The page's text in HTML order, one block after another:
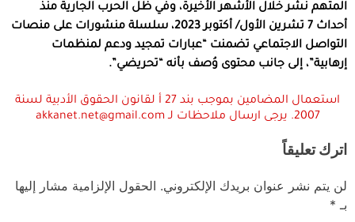
المتهم نشر خلال الأشهر الأخيرة، وفي ظل الحرب الجارية منذ
أحداث 7 تشرين الأول/ أكتوبر 2023، سلسلة منشورات على منصات
التواصل الاجتماعي تضمنت “عبارات تمجيد ودعم لمنظمات
إرهابية”، إلى جانب محتوى وُصف بأنه “تحريضي”.
استعمال المضامين بموجب بند 27 أ لقانون الحقوق الأدبية لسنة
2007. يرجى ارسال ملاحظات لـ akkanet.net@gmail.com
اترك تعليقاً
لن يتم نشر عنوان بريدك الإلكتروني. الحقول الإلزامية مشار إليها
بـ *